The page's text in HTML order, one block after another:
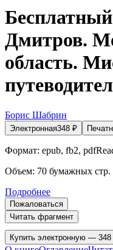
Дмитров.
область.
Борис Шабрин
Электронная348 ₽
Формат: epub, fb2,
Объем: 70 бумажных стр.
Подробнее
Пожаловаться
Читать фрагмент
Купить электронную — 348